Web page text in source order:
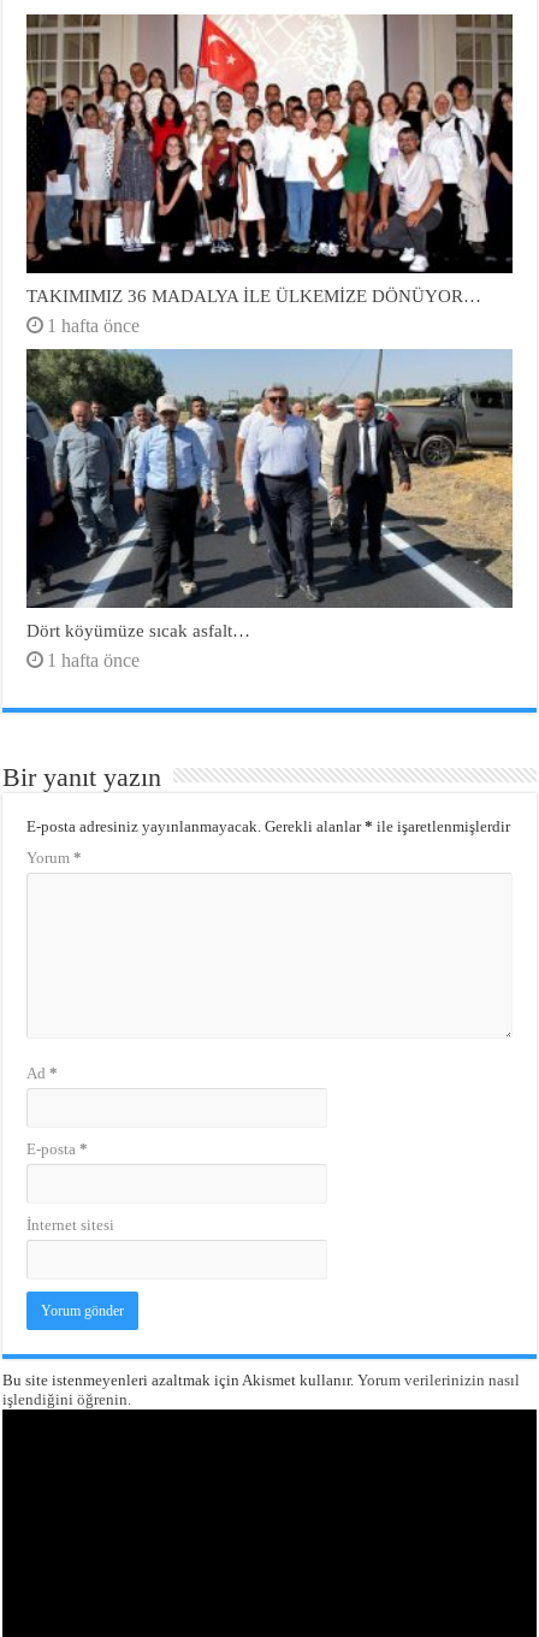
TAKIMIMIZ 36 MADALYA İLE ÜLKEMİZE DÖNÜYOR…
1 hafta önce
Dört köyümüze sıcak asfalt…
1 hafta önce
Bir yanıt yazın
E-posta adresiniz yayınlanmayacak. Gerekli alanlar* ile işaretlenmişlerdir
Yorum*
Ad*
E-posta*
İnternet sitesi
Bu site istenmeyenleri azaltmak için Akismet kullanır.Yorum verilerinizin nasıl
işlendiğini öğrenin.